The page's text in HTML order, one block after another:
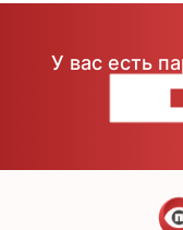
У вас есть